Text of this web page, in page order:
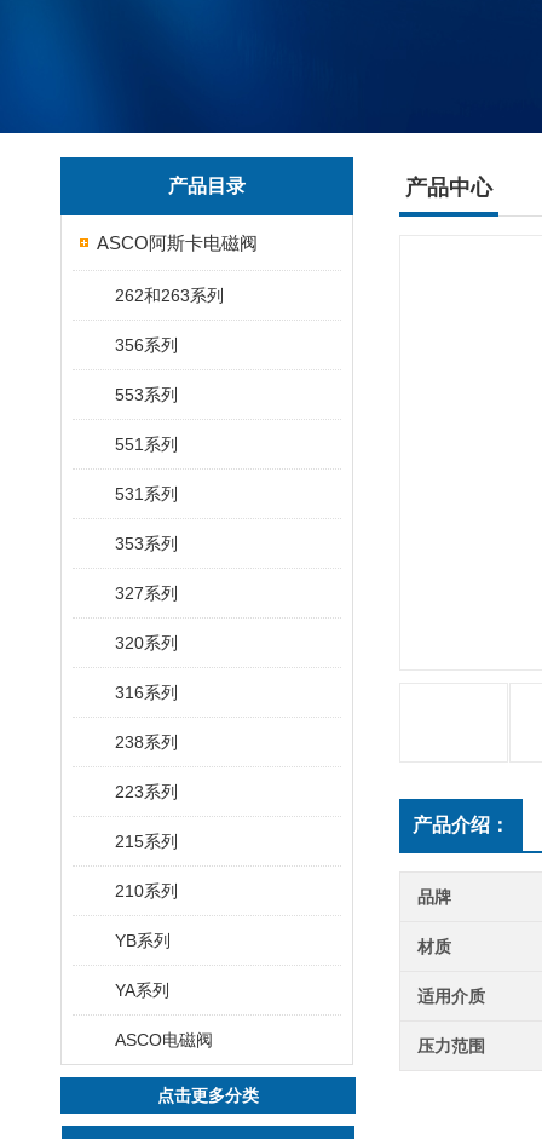
产品目录
ASCO阿斯卡电磁阀
262和263系列
356系列
553系列
551系列
531系列
353系列
327系列
320系列
316系列
238系列
223系列
215系列
210系列
YB系列
YA系列
ASCO电磁阀
点击更多分类
产品中心
产品介绍：
品牌
材质
适用介质
压力范围